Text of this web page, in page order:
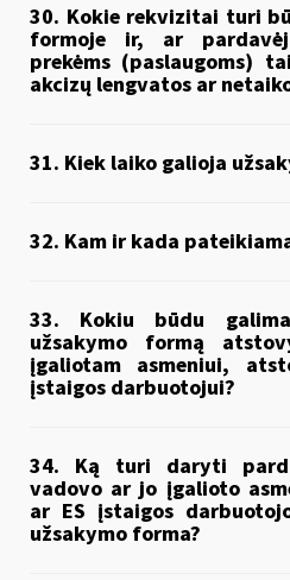
30. Kokie rekvizitai turi
formoje ir, ar
prekėms (paslaugoms)
akcizų lengvatos ar
31. Kiek laiko galioja
32. Kam ir kada
33. Kokiu būdu
užsakymo formą
įgaliotam asmeniui,
įstaigos darbuotojui?
34. Ką turi daryti
vadovo ar jo įgalioto
ar ES įstaigos
užsakymo forma?